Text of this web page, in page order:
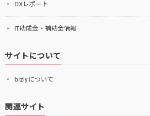
DXレポート
IT助成金・補助金情報
サイトについて
bizlyについて
関連サイト